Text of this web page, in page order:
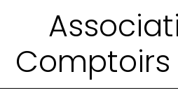
Comptoirs